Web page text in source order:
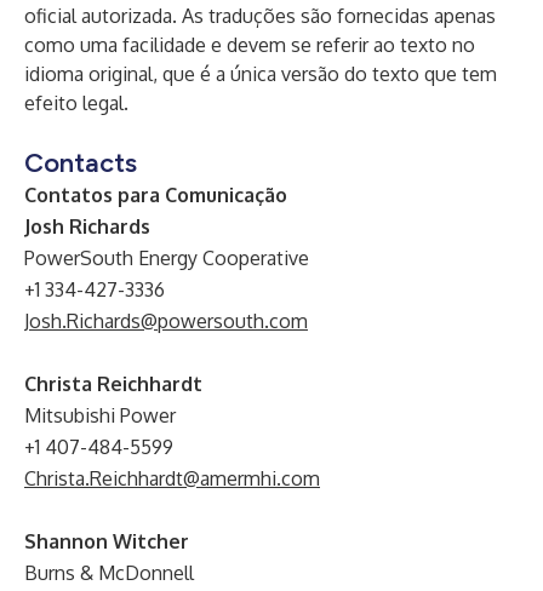
oficial autorizada. As traduções são fornecidas apenas
como uma facilidade e devem se referir ao texto no
idioma original, que é a única versão do texto que tem
efeito legal.
Contacts
Contatos para Comunicação
Josh Richards
PowerSouth Energy Cooperative
+1 334-427-3336
Josh.Richards@powersouth.com
Christa Reichhardt
Mitsubishi Power
+1 407-484-5599
Christa.Reichhardt@amermhi.com
Shannon Witcher
Burns & McDonnell